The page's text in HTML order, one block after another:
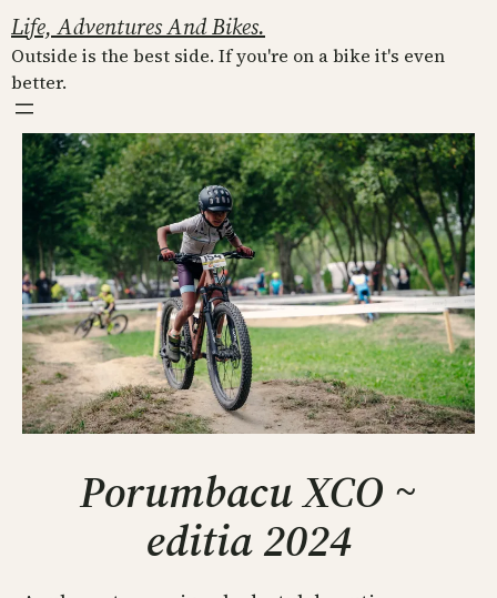
Skip
to
content
Life, Adventures And Bikes.
Outside is the best side. If you're on a bike it's even
better.
Porumbacu XCO ~
editia 2024